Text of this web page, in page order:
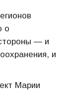
о
— и
и
Марии